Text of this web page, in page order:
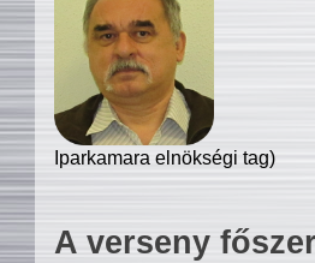
Iparkamara elnökségi tag)
A verseny